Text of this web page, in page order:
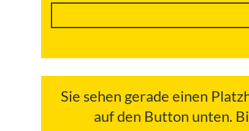
Sie sehen gerade einen
auf den Button unten.